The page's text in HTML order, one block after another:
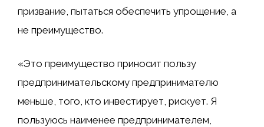
призвание, пытаться обеспечить упрощение, а
не преимущество.
«Это преимущество приносит пользу
предпринимательскому предпринимателю
меньше, того, кто инвестирует, рискует. Я
пользуюсь наименее предпринимателем,